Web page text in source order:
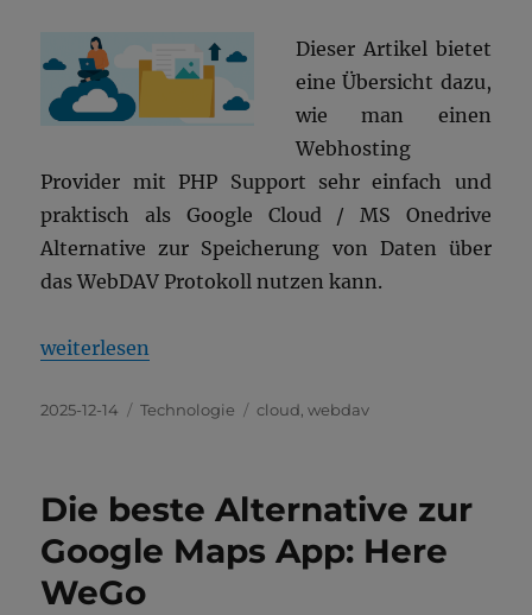
Dieser Artikel bietet
eine Übersicht dazu,
wie man einen
Webhosting
Provider mit PHP Support sehr einfach und
praktisch als Google Cloud / MS Onedrive
Alternative zur Speicherung von Daten über
das WebDAV Protokoll nutzen kann.
„Webhosting mit WebDAV als Google Drive oder
weiterlesen
Veröffentlicht
2025-12-14 Kategorien
Technologie Schlagwörter
cloud,webdav
Die beste Alternative zur
Google Maps App: Here
WeGo